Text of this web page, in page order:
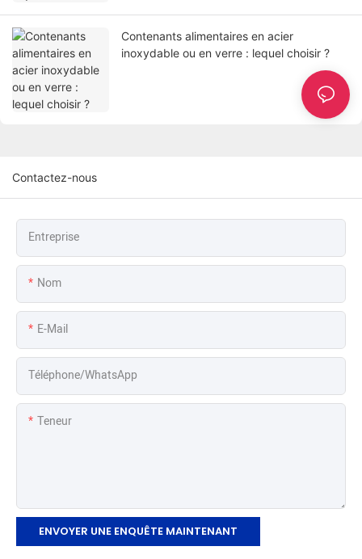
Contenants alimentaires en acier
inoxydable ou en verre : lequel choisir ?
Contactez-nous
Entreprise
Nom
E-Mail
Téléphone/WhatsApp
Teneur
ENVOYER UNE ENQUÊTE MAINTENANT